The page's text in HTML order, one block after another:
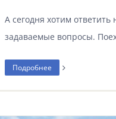
А сегодня хотим ответить
задаваемые вопросы.
Подробнее